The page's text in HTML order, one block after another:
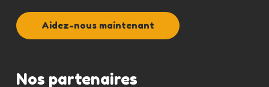
Aidez-nous maintenant
Nos partenaires